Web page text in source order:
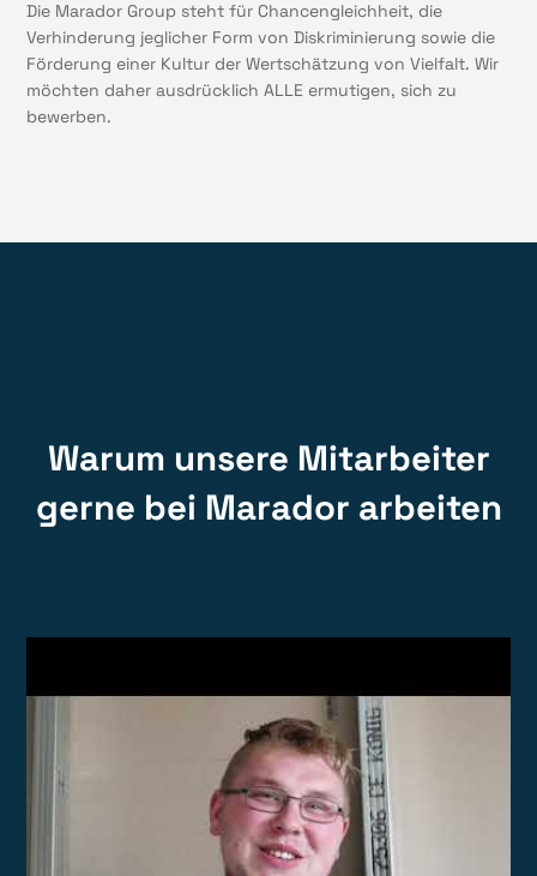
Die Marador Group steht für Chancengleichheit, die
Verhinderung jeglicher Form von Diskriminierung sowie die
Förderung einer Kultur der Wertschätzung von Vielfalt. Wir
möchten daher ausdrücklich ALLE ermutigen, sich zu
bewerben.
Warum unsere Mitarbeiter
gerne bei Marador arbeiten